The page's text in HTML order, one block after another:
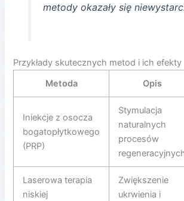
metody okazały się
Przykłady skutecznych metod i ich efekty
Metoda
Opis
Iniekcje z osocza
bogatopłytkowego
(PRP)
Stymulacja
naturalnych
procesów
Laserowa terapia
niskiej
Zwiększenie
ukrwienia i